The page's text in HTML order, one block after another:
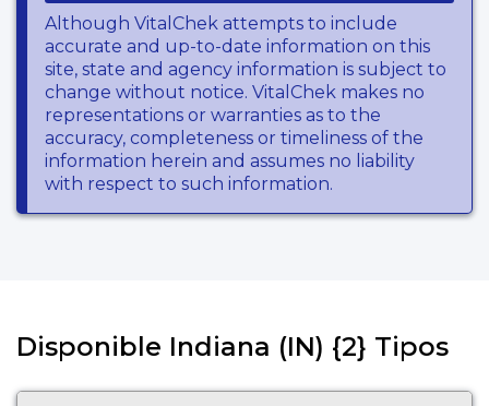
Although VitalChek attempts to include
accurate and up-to-date information on this
site, state and agency information is subject to
change without notice. VitalChek makes no
representations or warranties as to the
accuracy, completeness or timeliness of the
information herein and assumes no liability
with respect to such information.
Disponible Indiana (IN) {2} Tipos